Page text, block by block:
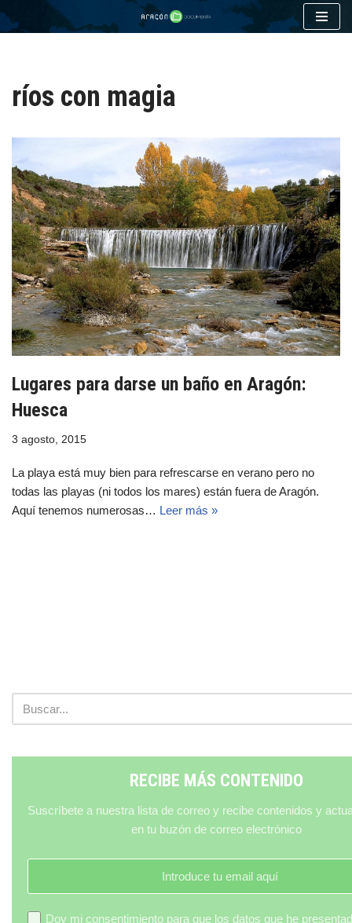
ríos con magia
Lugares para darse un baño en Aragón:
Huesca
3 agosto, 2015
La playa está muy bien para refrescarse en verano pero no
todas las playas (ni todos los mares) están fuera de Aragón.
Aquí tenemos numerosas… Leer más »
RECIBE MÁS CONTENIDO
Suscríbete a nuestra lista de correo y recibe contenidos y
en tu buzón de correo electrónico
Doy mi consentimiento para que los datos que he